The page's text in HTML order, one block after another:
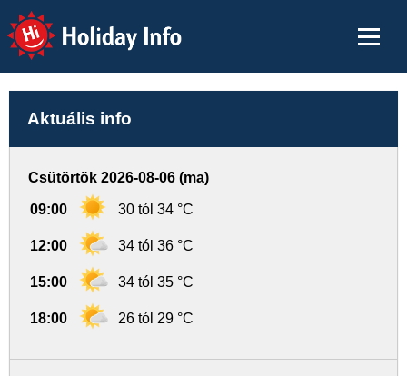
Holiday Info
Aktuális info
Csütörtök 2026-08-06 (ma)
09:00 30 tól 34 °C
12:00 34 tól 36 °C
15:00 34 tól 35 °C
18:00 26 tól 29 °C